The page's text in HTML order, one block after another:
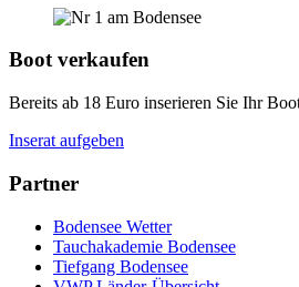
Boot verkaufen
Bereits ab 18 Euro inserieren Sie Ihr
Inserat aufgeben
Partner
Bodensee Wetter
Tauchakademie Bodensee
Tiefgang Bodensee